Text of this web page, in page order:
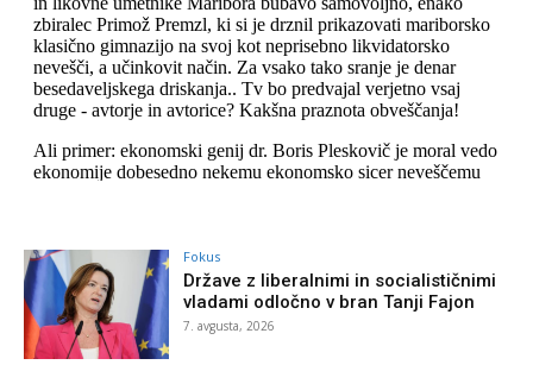
Fokus
Države z liberalnimi in socialističnimi
vladami odločno v bran Tanji Fajon
7. avgusta, 2026